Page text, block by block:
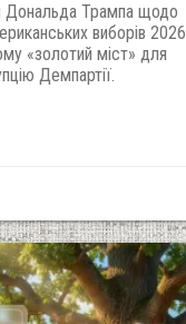
Дональда Трампа щодо
виборів 2026
«золотий міст» для
Демпартії.